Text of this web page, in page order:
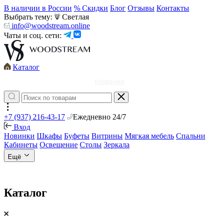
В наличии в России % Скидки Блог Отзывы Контакты
Выбрать тему:
Светлая
info@woodstream.online
Чаты и соц. сети:
Каталог
+7 (937) 216-43-17
Ежедневно 24/7
Вход
Новинки Шкафы Буфеты Витрины Мягкая мебель Спальни
Кабинеты Освещение Столы Зеркала
Ещё
Каталог